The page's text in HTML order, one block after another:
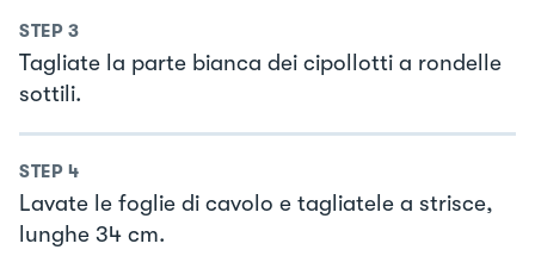
STEP 3
Tagliate la parte bianca dei cipollotti a rondelle
sottili.
STEP 4
Lavate le foglie di cavolo e tagliatele a strisce,
lunghe 34 cm.